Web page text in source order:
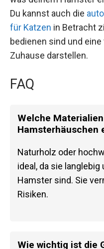
Du kannst auch die
für Katzen in Betracht
bedienen sind und
Zuhause darstellen.
FAQ
Welche
Hamsterhäuschen
Naturholz oder
ideal, da sie
Hamster sind. Sie
Risiken.
Wie wichtig ist die